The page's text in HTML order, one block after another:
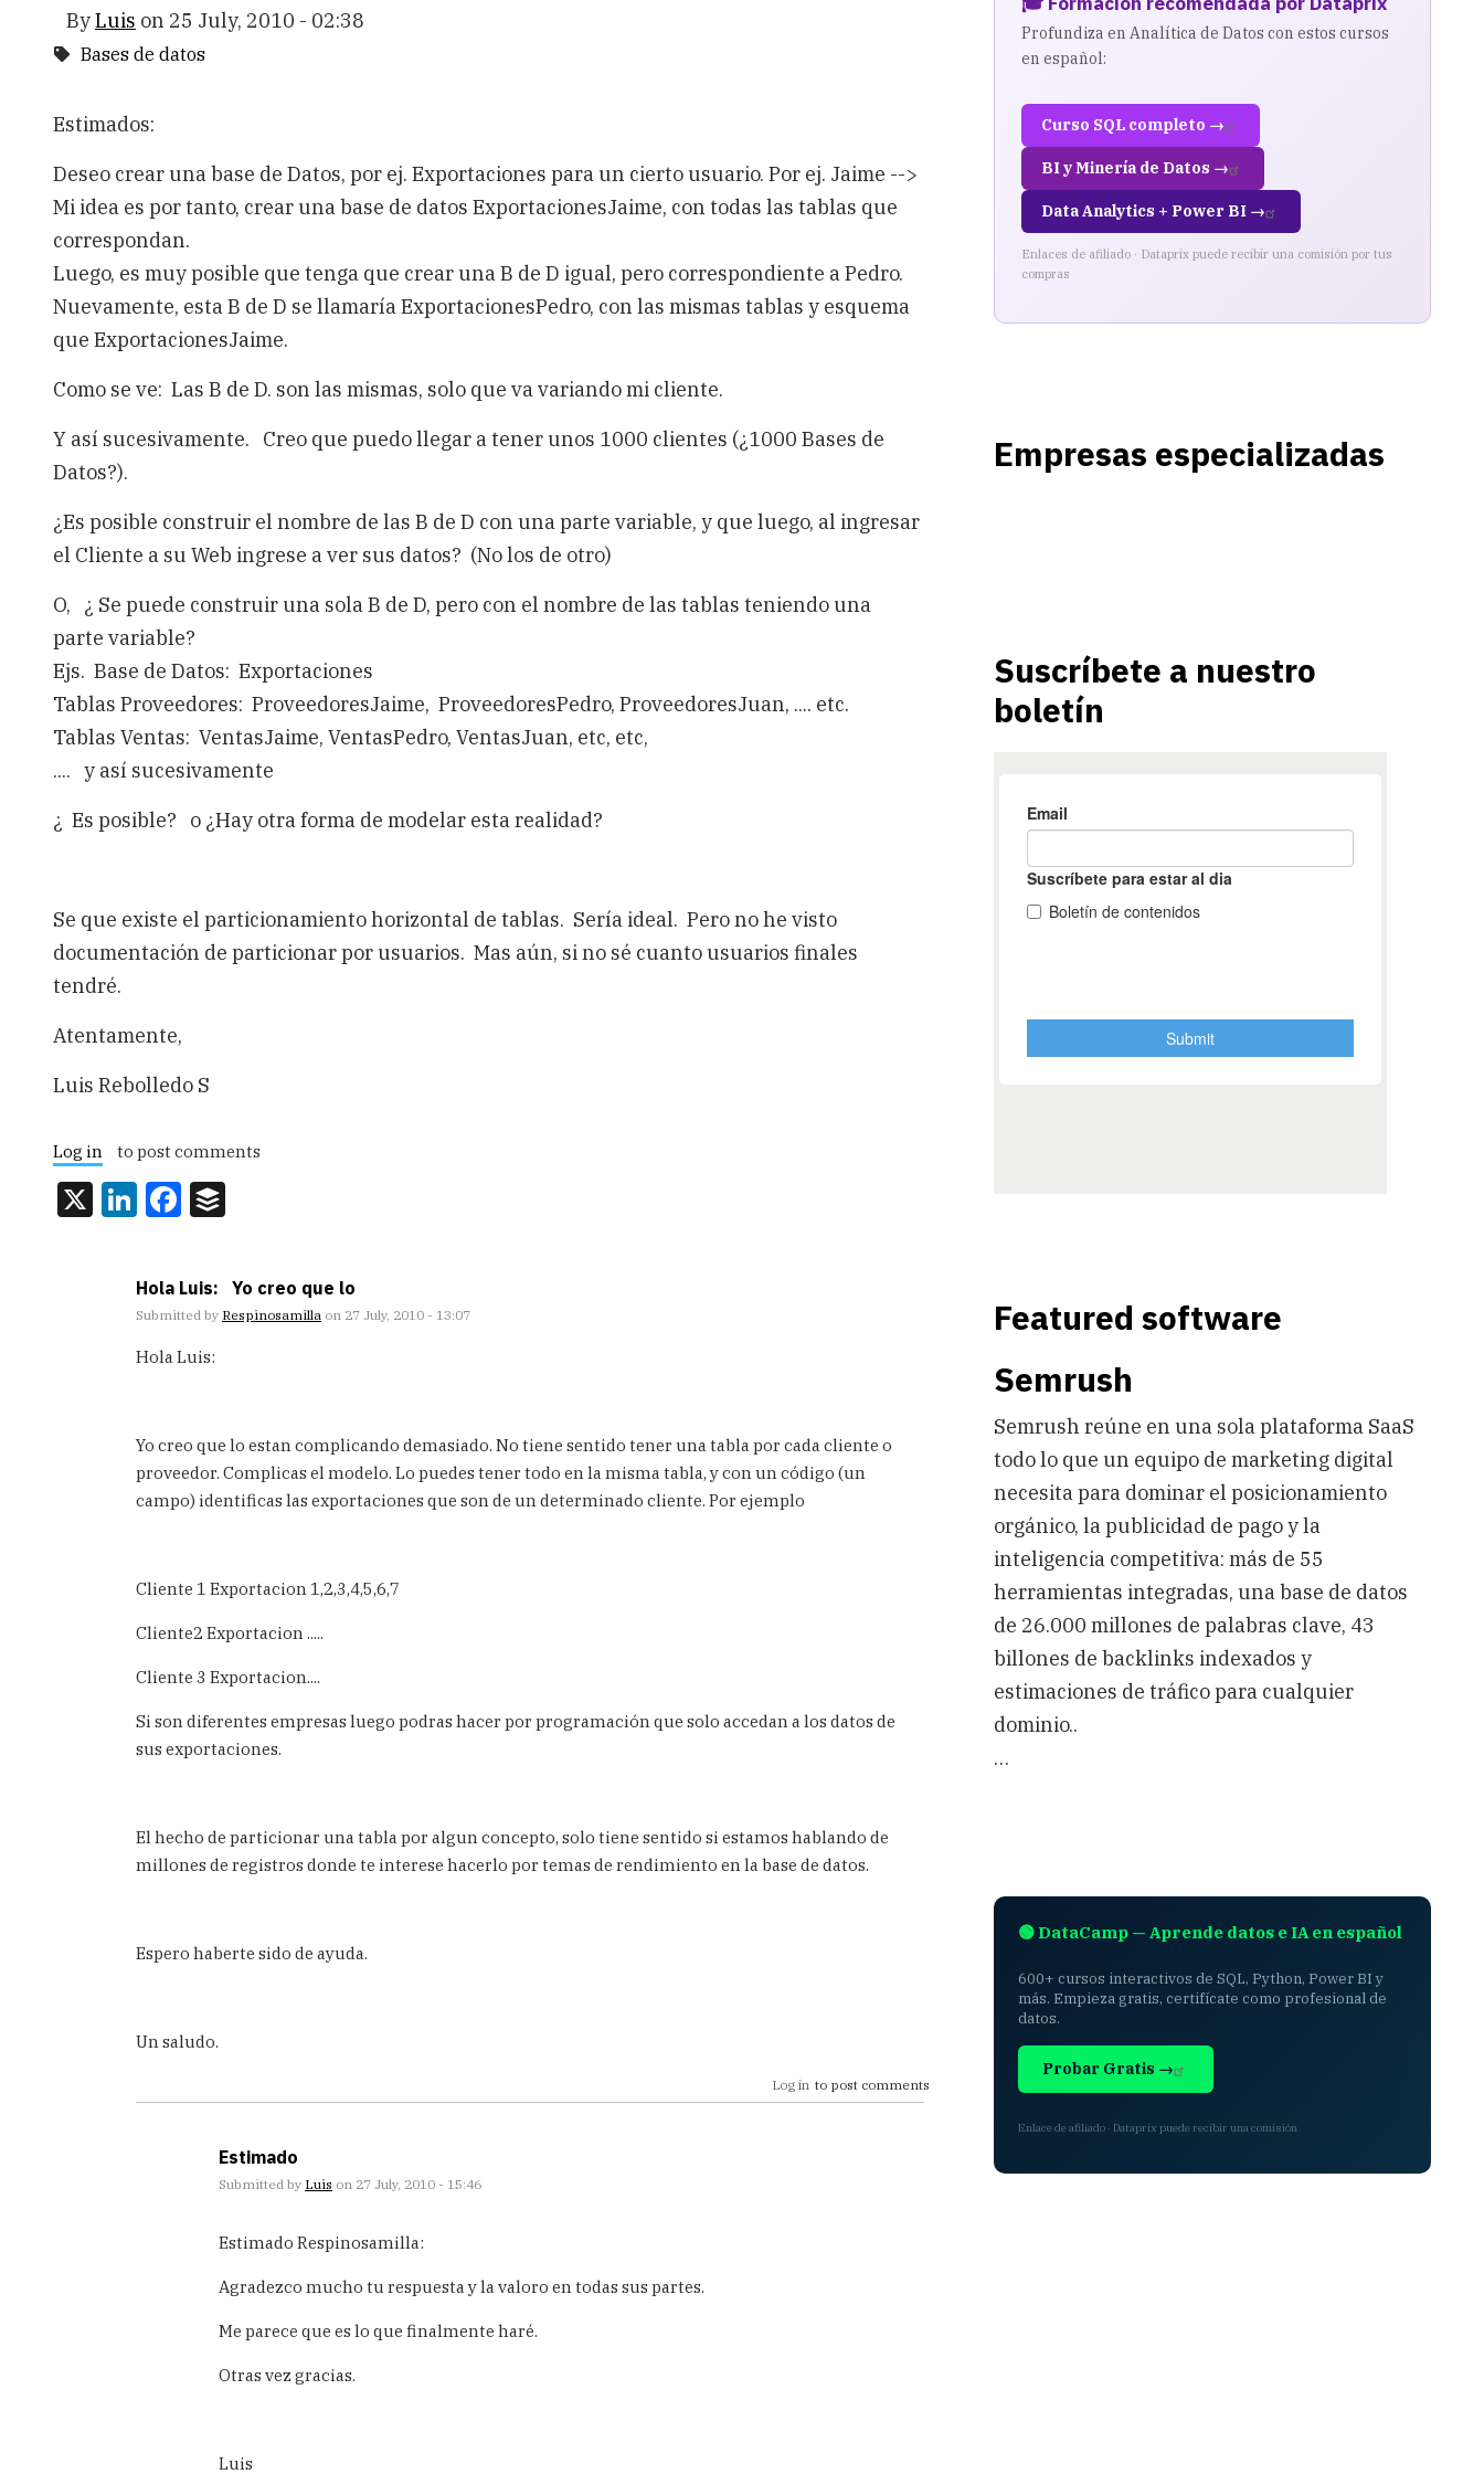
ByLuis on 25 July, 2010 - 02:38
Bases de datos
Estimados:
Deseo crear una base de Datos, por ej. Exportaciones para un cierto usuario. Por ej. Jaime -->
Mi idea es por tanto, crear una base de datos ExportacionesJaime, con todas las tablas que
correspondan.
Luego, es muy posible que tenga que crear una B de D igual, pero correspondiente a Pedro.
Nuevamente, esta B de D se llamaría ExportacionesPedro, con las mismas tablas y esquema
que ExportacionesJaime.
Como se ve: Las B de D. son las mismas, solo que va variando mi cliente.
Y así sucesivamente. Creo que puedo llegar a tener unos 1000 clientes (¿1000 Bases de
Datos?).
¿Es posible construir el nombre de las B de D con una parte variable, y que luego, al ingresar
el Cliente a su Web ingrese a ver sus datos? (No los de otro)
O, ¿ Se puede construir una sola B de D, pero con el nombre de las tablas teniendo una
parte variable?
Ejs. Base de Datos: Exportaciones
Tablas Proveedores: ProveedoresJaime, ProveedoresPedro, ProveedoresJuan, .... etc.
Tablas Ventas: VentasJaime, VentasPedro, VentasJuan, etc, etc,
.... y así sucesivamente
¿ Es posible? o ¿Hay otra forma de modelar esta realidad?
Se que existe el particionamiento horizontal de tablas. Sería ideal. Pero no he visto
documentación de particionar por usuarios. Mas aún, si no sé cuanto usuarios finales
tendré.
Atentamente,
Luis Rebolledo S
Log in to post comments
X LinkedIn
Facebook
Hola Luis: Yo creo que lo
Submitted by Respinosamilla on 27 July, 2010 - 13:07
Hola Luis:
Yo creo que lo estan complicando demasiado. No tiene sentido tener una tabla por cada cliente o
proveedor. Complicas el modelo. Lo puedes tener todo en la misma tabla, y con un código (un
campo) identificas las exportaciones que son de un determinado cliente. Por ejemplo
Cliente 1 Exportacion 1,2,3,4,5,6,7
Cliente2 Exportacion .....
Cliente 3 Exportacion....
Si son diferentes empresas luego podras hacer por programación que solo accedan a los datos de
sus exportaciones.
El hecho de particionar una tabla por algun concepto, solo tiene sentido si estamos hablando de
millones de registros donde te interese hacerlo por temas de rendimiento en la base de datos.
Espero haberte sido de ayuda.
Un saludo.
Log in to post comments
Estimado
Submitted by Luis on 27 July, 2010 - 15:46
reply
Hola
creo
Respinosamilla
Estimado Respinosamilla:
Agradezco mucho tu respuesta y la valoro en todas sus partes.
Me parece que es lo que finalmente haré.
Otras vez gracias.
Luis
Profundiza en Analítica de Datos con estos cursos
en español:
Curso SQL completo →
BI y Minería de Datos →
Data Analytics + Power BI →
Enlaces de afiliado · Dataprix puede recibir una comisión por tus
compras
Empresas especializadas
Suscríbete a nuestro
boletín
Featured software
Semrush
Semrush reúne en una sola plataforma SaaS
todo lo que un equipo de marketing digital
necesita para dominar el posicionamiento
orgánico, la publicidad de pago y la
inteligencia competitiva: más de 55
herramientas integradas, una base de datos
de 26.000 millones de palabras clave, 43
billones de backlinks indexados y
estimaciones de tráfico para cualquier
dominio..
…
🟢 DataCamp — Aprende datos e IA en español
600+ cursos interactivos de SQL, Python, Power BI y
más. Empieza gratis, certifícate como profesional de
datos.
Probar Gratis →
Enlace de afiliado · Dataprix puede recibir una comisión